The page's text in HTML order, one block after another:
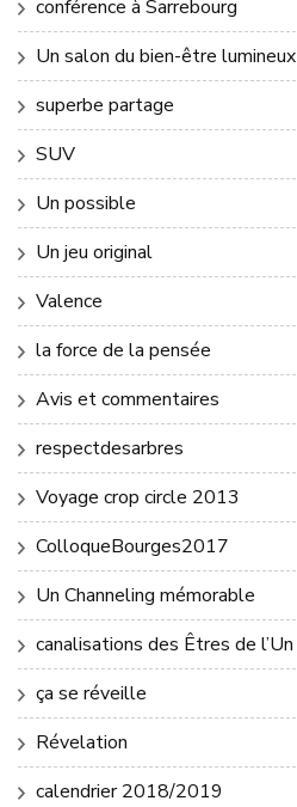
conférence à Sarrebourg
Un salon du bien-être lumineux
superbe partage
SUV
Un possible
Un jeu original
Valence
la force de la pensée
Avis et commentaires
respectdesarbres
Voyage crop circle 2013
ColloqueBourges2017
Un Channeling mémorable
canalisations des Êtres de l’Un
ça se réveille
Révelation
calendrier 2018/2019